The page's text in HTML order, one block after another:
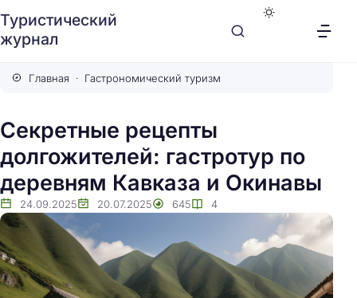
Туристический
журнал
Главная Гастрономический туризм
Секретные рецепты
долгожителей: гастротур по
деревням Кавказа и Окинавы
24.09.2025 20.07.2025 645 4